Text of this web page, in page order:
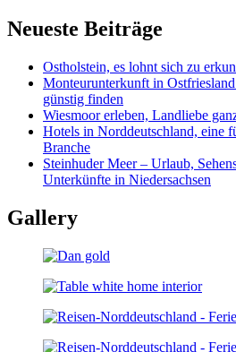
Neueste Beiträge
Ostholstein, es lohnt sich zu
Monteurunterkunft in
günstig finden
Wiesmoor erleben, Landliebe
Hotels in Norddeutschland, eine
Branche
Steinhuder Meer – Urlaub,
Unterkünfte in Niedersachsen
Gallery